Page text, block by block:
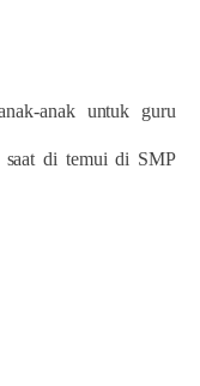
anak untuk guru
saat di temui di SMP